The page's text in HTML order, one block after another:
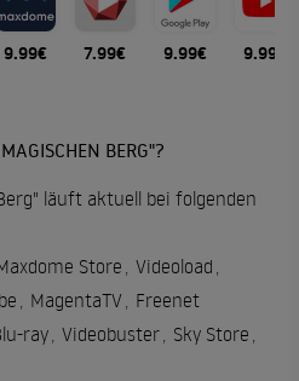
9.99€ 7.99€ 9.99€ 9.99€
BERG"?
läuft aktuell bei folgenden
Store Videoload
MagentaTV Freenet
ray Videobuster Sky Store